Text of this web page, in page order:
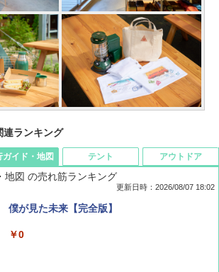
ランキング
ディズニーファン ２０２６年 ９月号 [雑
ガイド・地図
地図 の売れ筋ランキング
更新日時：2026/08/07 18:02
僕が見た未来【完全版】
￥0
テント アウトドア